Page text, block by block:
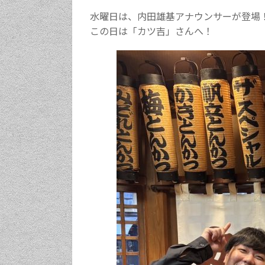
水曜日は、内田雄基アナウンサーが登場
この日は「カツ吉」さんへ！